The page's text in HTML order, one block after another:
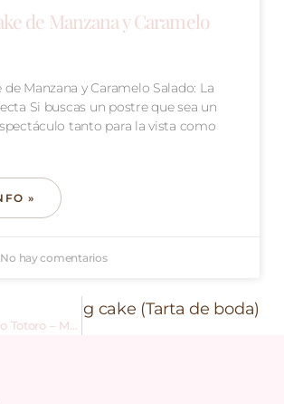
de Manzana y Caramelo
de Manzana y Caramelo Salado: La
Si buscas un postre que sea un
tanto para la vista como
»
No hay comentarios
Tarta Mi Vecino Totoro – My Neighbor Totoro Cake
wedding cake (Tarta de boda)